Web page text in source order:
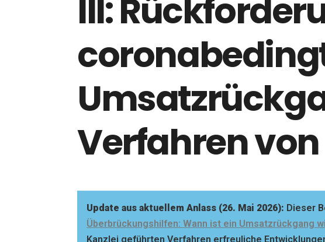
III:
Verfahren von
Update aus aktuellem Anlass (26. Mai 2026): Dieser
Überbrückungshilfen: Wann ist ein Umsatzrückgang
Kanzlei geführten Verfahren erfreuliche